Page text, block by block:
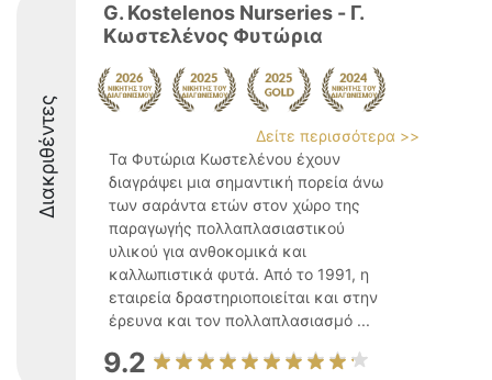
Διακριθέντες
G. Kostelenos Nurseries - Γ.
Κωστελένος Φυτώρια
Δείτε περισσότερα >>
Τα Φυτώρια Κωστελένου έχουν
διαγράψει μια σημαντική πορεία άνω
των σαράντα ετών στον χώρο της
παραγωγής πολλαπλασιαστικού
υλικού για ανθοκομικά και
καλλωπιστικά φυτά. Από το 1991, η
εταιρεία δραστηριοποιείται και στην
έρευνα και τον πολλαπλασιασμό ...
9.2